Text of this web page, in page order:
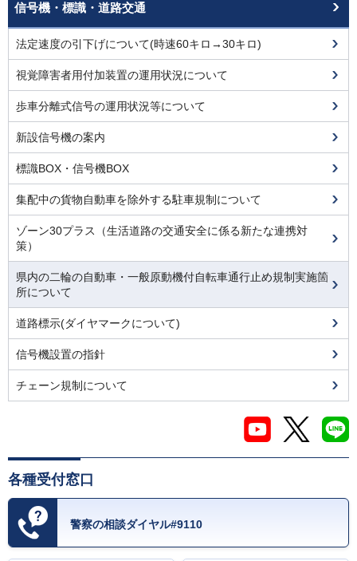
信号機・標識・道路交通
法定速度の引下げについて(時速60キロ→30キロ)
視覚障害者用付加装置の運用状況について
歩車分離式信号の運用状況等について
新設信号機の案内
標識BOX・信号機BOX
集配中の貨物自動車を除外する駐車規制について
ゾーン30プラス（生活道路の交通安全に係る新たな連携対
策）
県内の二輪の自動車・一般原動機付自転車通行止め規制実施箇
所について
道路標示(ダイヤマークについて)
信号機設置の指針
チェーン規制について
各種受付窓口
警察の相談ダイヤル#9110